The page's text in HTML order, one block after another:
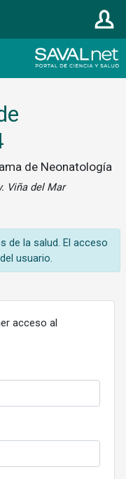
de Neonatología
Viña del Mar
de la salud. El acceso
usuario.
acceso al